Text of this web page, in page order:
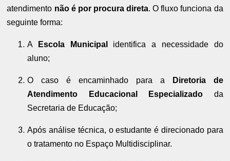
atendimento não é por procura direta. O fluxo funciona da
seguinte forma:
A Escola Municipal
identifica a necessidade do
aluno;
O caso é encaminhado para a
Diretoria de
Atendimento Educacional Especializado da
Secretaria de Educação;
Após análise técnica, o estudante é direcionado para
o tratamento no Espaço Multidisciplinar.